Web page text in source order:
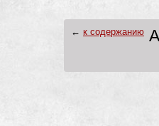
← к содержанию